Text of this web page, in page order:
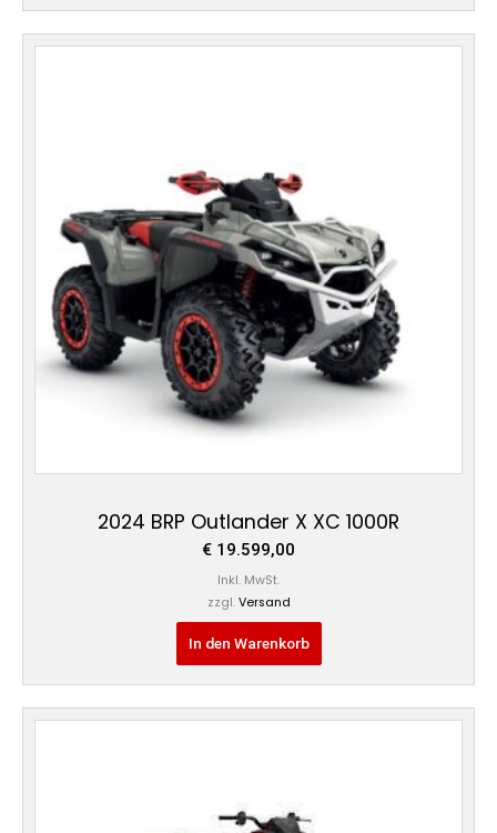
2024 BRP Outlander X XC 1000R
€ 19.599,00
Inkl. MwSt.
zzgl. Versand
In den Warenkorb